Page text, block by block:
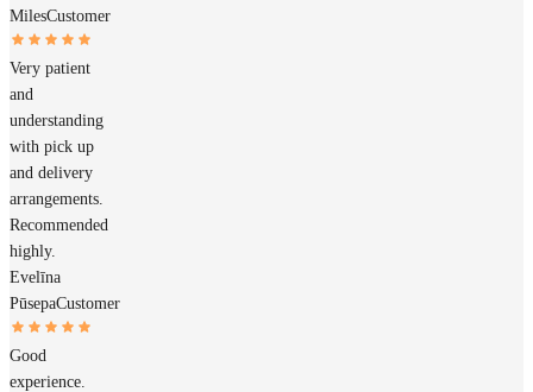
MilesCustomer
Very patient
and
understanding
with pick up
and delivery
arrangements.
Recommended
highly.
Evelīna
PūsepaCustomer
Good
experience.